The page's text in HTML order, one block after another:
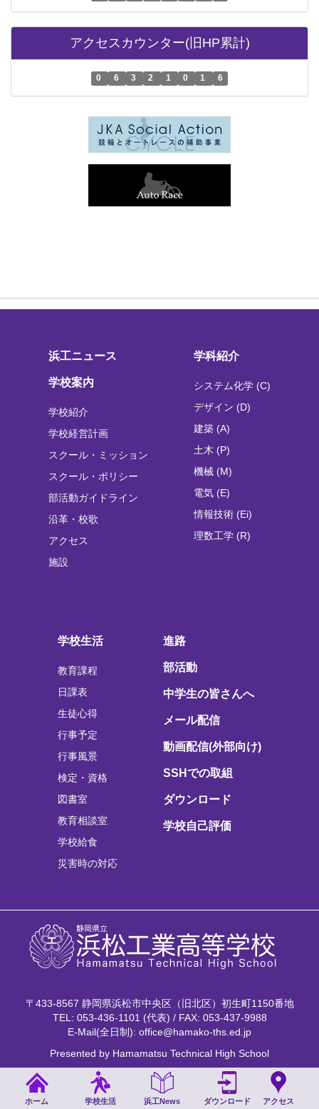
ホーム 学校生活 浜工News ダウンロード アクセス
アクセスカウンター(旧HP累計)
0 6 3 2 1 0 1 6
浜工ニュース
学校案内
学校紹介
学校経営計画
スクール・ミッション
スクール・ポリシー
部活動ガイドライン
沿革・校歌
アクセス
施設
学科紹介
システム化学 (C)
デザイン (D)
建築 (A)
土木 (P)
機械 (M)
電気 (E)
情報技術 (Ei)
理数工学 (R)
学校生活
教育課程
日課表
生徒心得
行事予定
行事風景
検定・資格
図書室
教育相談室
学校給食
災害時の対応
進路
部活動
中学生の皆さんへ
メール配信
動画配信(外部向け)
SSHでの取組
ダウンロード
学校自己評価
〒433-8567 静岡県浜松市中央区（旧北区）初生町1150番地
TEL: 053-436-1101 (代表) / FAX: 053-437-9988
E-Mail(全日制): office@hamako-ths.ed.jp
Presented by Hamamatsu Technical High School